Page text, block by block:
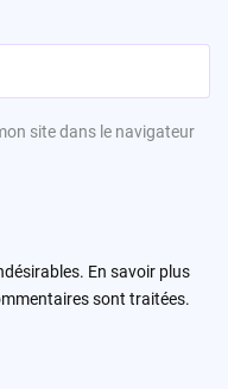
site dans le navigateur
En savoir plus
sont traitées.